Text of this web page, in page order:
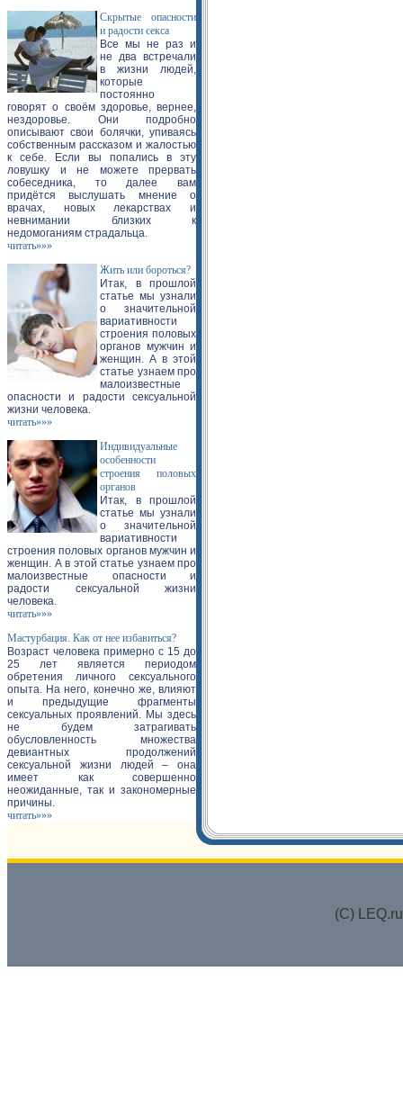
Скрытые опасности
и радости секса
Все мы не раз и
не два встречали
в жизни людей,
которые
постоянно
говорят о своём здоровье, вернее,
нездоровье. Они подробно
описывают свои болячки, упиваясь
собственным рассказом и жалостью
к себе. Если вы попались в эту
ловушку и не можете прервать
собеседника, то далее вам
придётся выслушать мнение о
врачах, новых лекарствах и
невнимании близких к
недомоганиям страдальца.
читать»»»
Жить или бороться?
Итак, в прошлой
статье мы узнали
о значительной
вариативности
строения половых
органов мужчин и
женщин. А в этой
статье узнаем про
малоизвестные
опасности и радости сексуальной
жизни человека.
читать»»»
Индивидуальные
особенности
строения половых
органов
Итак, в прошлой
статье мы узнали
о значительной
вариативности
строения половых органов мужчин и
женщин. А в этой статье узнаем про
малоизвестные опасности и
радости сексуальной жизни
человека.
читать»»»
Мастурбация. Как от нее избавиться?
Возраст человека примерно с 15 до
25 лет является периодом
обретения личного сексуального
опыта. На него, конечно же, влияют
и предыдущие фрагменты
сексуальных проявлений. Мы здесь
не будем затрагивать
обусловленность множества
девиантных продолжений
сексуальной жизни людей – она
имеет как совершенно
неожиданные, так и закономерные
причины.
читать»»»
(C)